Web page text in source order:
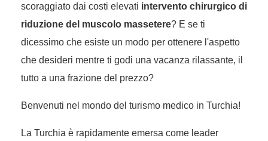
scoraggiato dai costi elevati intervento chirurgico di
riduzione del muscolo massetere? E se ti
dicessimo che esiste un modo per ottenere l'aspetto
che desideri mentre ti godi una vacanza rilassante, il
tutto a una frazione del prezzo?
Benvenuti nel mondo del turismo medico in Turchia!
La Turchia è rapidamente emersa come leader